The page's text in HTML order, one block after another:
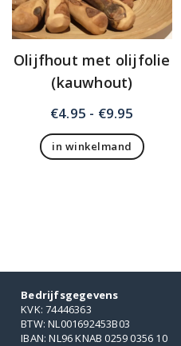
Olijfhout met olijfolie
(kauwhout)
€4.95 - €9.95
€4.95
tot
in winkelmand
gekozen
worden
op
Bedrijfsgegevens
KVK: 74446363
BTW: NL001692453B03
IBAN: NL96 KNAB 0259 0356 10